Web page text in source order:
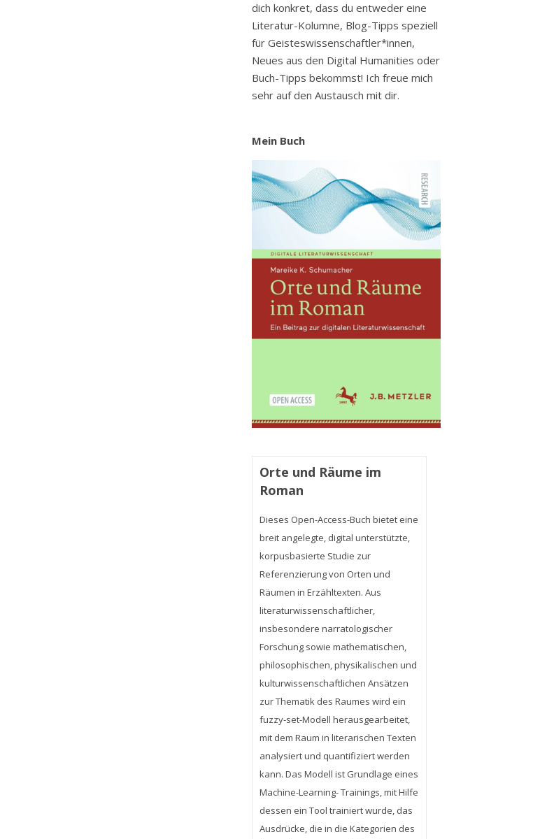
dich konkret, dass du entweder eine
Literatur-Kolumne, Blog-Tipps speziell
für Geisteswissenschaftler*innen,
Neues aus den Digital Humanities oder
Buch-Tipps bekommst! Ich freue mich
sehr auf den Austausch mit dir.
Mein Buch
Orte und Räume im
Roman
Dieses Open-Access-Buch bietet eine
breit angelegte, digital unterstützte,
korpusbasierte Studie zur
Referenzierung von Orten und
Räumen in Erzähltexten. Aus
literaturwissenschaftlicher,
insbesondere narratologischer
Forschung sowie mathematischen,
philosophischen, physikalischen und
kulturwissenschaftlichen Ansätzen
zur Thematik des Raumes wird ein
fuzzy-set-Modell herausgearbeitet,
mit dem Raum in literarischen Texten
analysiert und quantifiziert werden
kann. Das Modell ist Grundlage eines
Machine-Learning- Trainings, mit Hilfe
dessen ein Tool trainiert wurde, das
Ausdrücke, die in die Kategorien des